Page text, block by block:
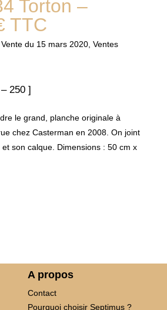
Torton –
TTC
Vente du 15 mars 2020 Ventes
250 ]
le grand, planche originale à
chez Casterman en 2008. On joint
son calque. Dimensions : 50 cm x
A propos
Contact
Pourquoi choisir Septimus ?